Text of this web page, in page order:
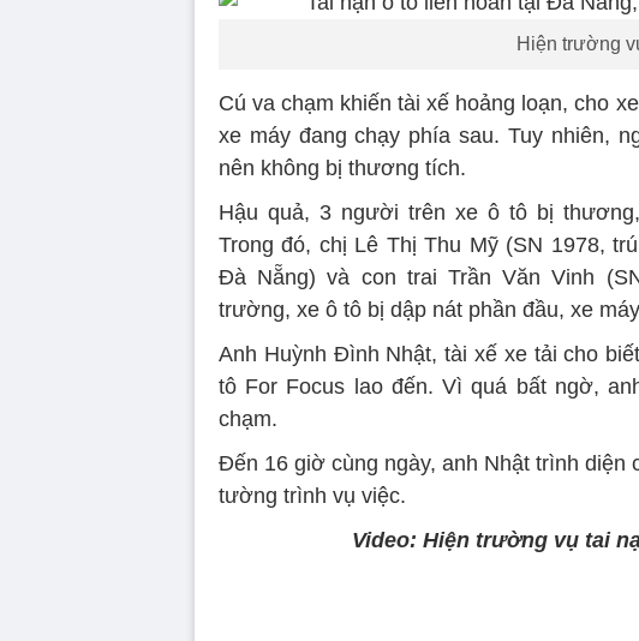
Hiện trường
Cú va chạm khiến tài xế hoảng loạn, cho
xe máy đang chạy phía sau. Tuy nhiên,
nên không bị thương tích.
Hậu quả, 3 người trên xe ô tô bị
Trong đó, chị Lê Thị Thu Mỹ (SN 1978,
Đà Nẵng) và con trai Trần Văn Vinh
trường, xe ô tô bị dập nát phần đầu, xe
Anh Huỳnh Đình Nhật, tài xế xe tải cho
tô For Focus lao đến. Vì quá bất ngờ,
chạm.
Đến 16 giờ cùng ngày, anh Nhật trình diện
tường trình vụ việc.
Video: Hiện trường vụ tai